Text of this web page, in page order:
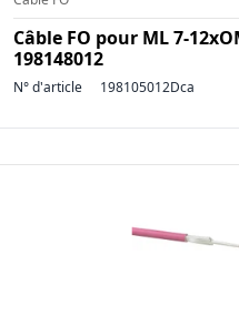
Câble FO pour ML 7-
198148012
N° d'article 198105012Dca